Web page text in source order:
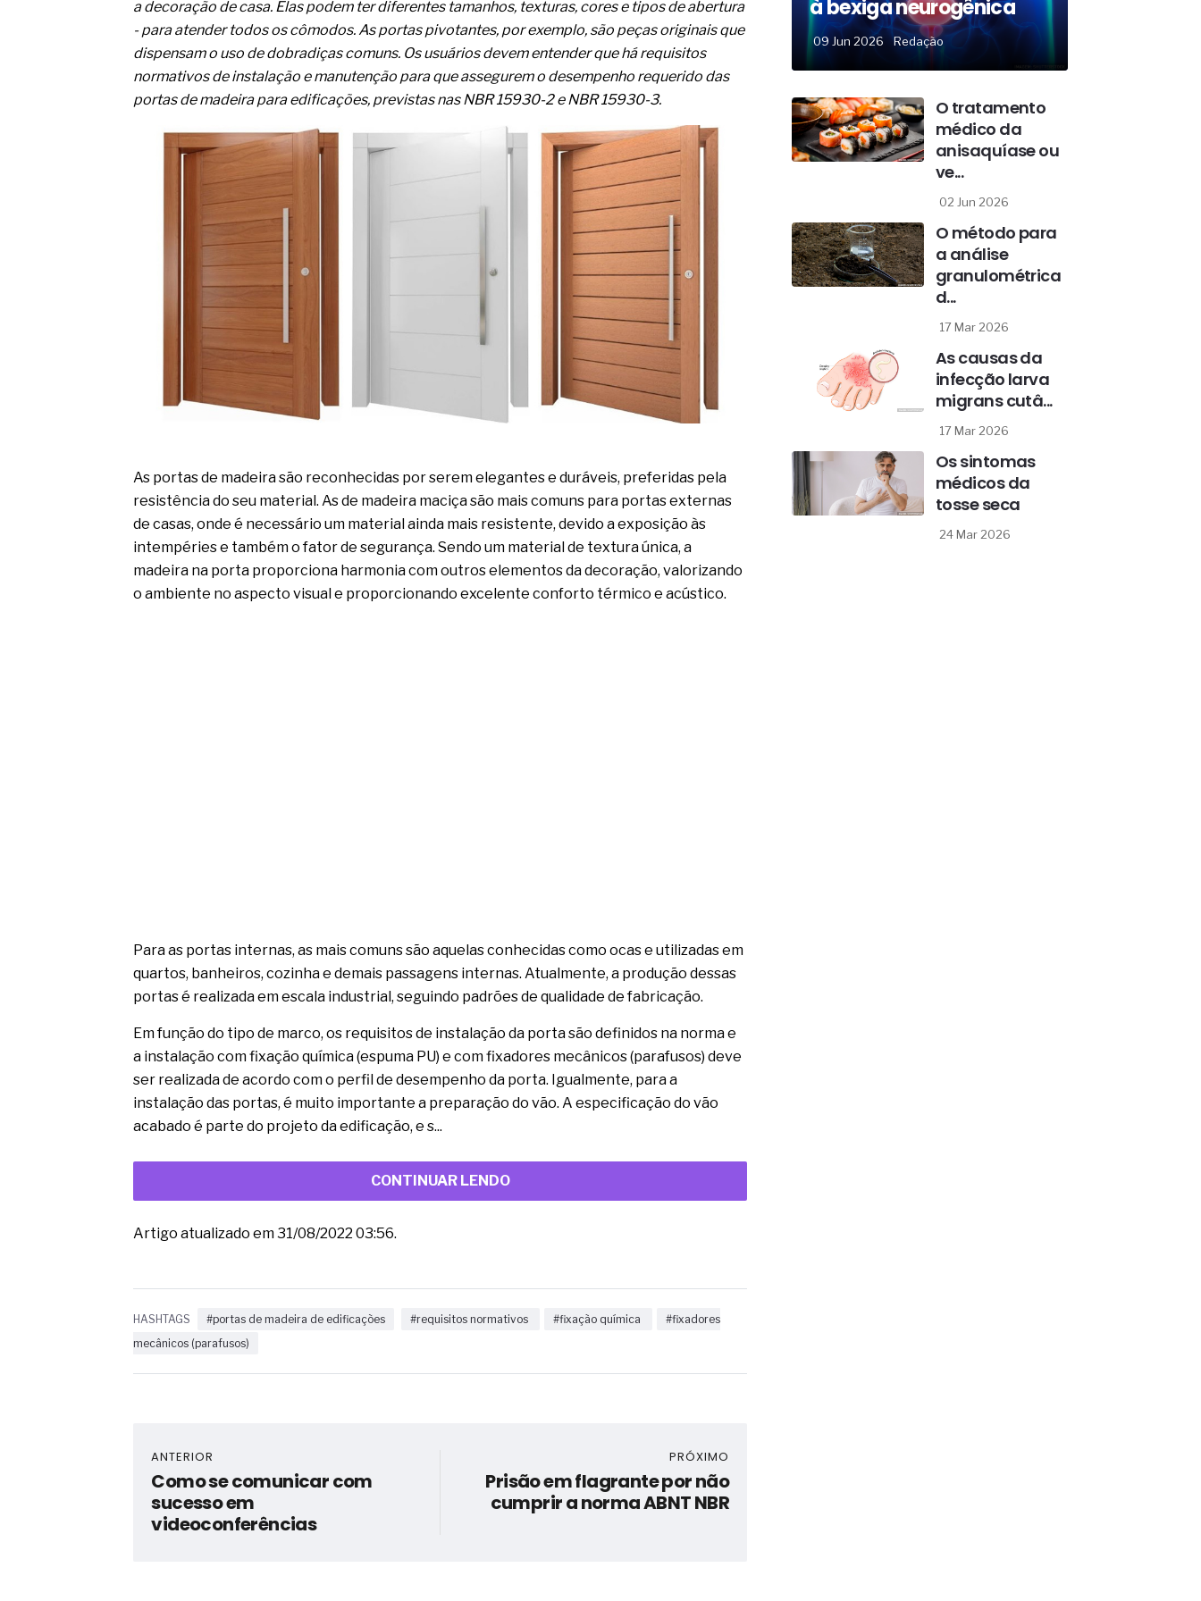
melhora o metabolismo
O desenvolvimento de indicadores nas atividades de
governança das organizações
O desenho industrial ganha espaço como estratégia
competitiva nas empresas
cimentícios com fibra de vidro
A próxima vantagem competitiva não está no modelo de IA
A IA elevou a régua do comprador B2B e a venda complexa
a decoração de casa. Elas podem ter diferentes tamanhos, texturas, cores e tipos de abertura
- para atender todos os cômodos. As portas pivotantes, por exemplo, são peças originais que
dispensam o uso de dobradiças comuns. Os usuários devem entender que há requisitos
normativos de instalação e manutenção para que assegurem o desempenho requerido das
portas de madeira para edificações, previstas nas NBR 15930-2 e NBR 15930-3.
As portas de madeira são reconhecidas por serem elegantes e duráveis, preferidas pela
resistência do seu material. As de madeira maciça são mais comuns para portas externas
de casas, onde é necessário um material ainda mais resistente, devido a exposição às
intempéries e também o fator de segurança. Sendo um material de textura única, a
madeira na porta proporciona harmonia com outros elementos da decoração, valorizando
o ambiente no aspecto visual e proporcionando excelente conforto térmico e acústico.
Para as portas internas, as mais comuns são aquelas conhecidas como ocas e utilizadas em
quartos, banheiros, cozinha e demais passagens internas. Atualmente, a produção dessas
portas é realizada em escala industrial, seguindo padrões de qualidade de fabricação.
Em função do tipo de marco, os requisitos de instalação da porta são definidos na norma e
a instalação com fixação química (espuma PU) e com fixadores mecânicos (parafusos) deve
ser realizada de acordo com o perfil de desempenho da porta. Igualmente, para a
instalação das portas, é muito importante a preparação do vão. A especificação do vão
acabado é parte do projeto da edificação, e s...
CONTINUAR LENDO
Artigo atualizado em 31/08/2022 03:56.
HASHTAGS #portas de madeira de edificações #requisitos normativos #fixação química
#fixadores
mecânicos (parafusos)
ANTERIOR
Como se comunicar com
sucesso em
videoconferências
PRÓXIMO
Prisão em flagrante por não
cumprir a norma ABNT NBR
à bexiga neurogênica
09 Jun 2026 Redação
O tratamento
médico da
anisaquíase ou
ve...
02 Jun 2026
O método para
a análise
granulométrica
d...
17 Mar 2026
As causas da
infecção larva
migrans cutâ...
17 Mar 2026
Os sintomas
médicos da
tosse seca
24 Mar 2026